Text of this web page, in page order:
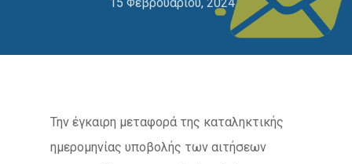
Την έγκαιρη μεταφορά της καταληκτικής
ημερομηνίας υποβολής των αιτήσεων